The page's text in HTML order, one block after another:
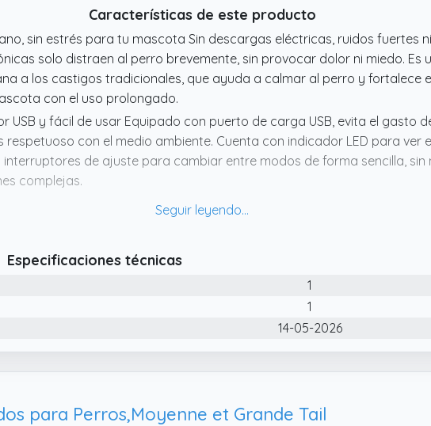
Características de este producto
sin estrés para tu mascota Sin descargas eléctricas, ruidos fuertes
solo distraen al perro brevemente, sin provocar dolor ni miedo. Es
a los castigos tradicionales, que ayuda a calmar al perro y fortalece
con el uso prolongado.
USB y fácil de usar Equipado con puerto de carga USB, evita el gasto
respetuoso con el medio ambiente. Cuenta con indicador LED para ver
de ajuste para cambiar entre modos de forma sencilla, sin
complejas.
efectiva para controlar el ladrido Nuestro dispositivo de
ideal para el entrenamiento positivo de perros de distintas razas y
ajuste para adaptarse a cada perro Cuenta con dos modos de
I: 1525KHz) que se adaptan a las características de diferentes razas y
Puedes seleccionar el modo más adecuado según la respuesta
de control y resistente al agua Alcance efectivo de hasta 50 pies (15
exteriores, incluso en días lluviosos; se puede colgar en árboles,
Especificaciones técnicas
1
1
14-05-2026
para Perros,Moyenne et Grande Tail